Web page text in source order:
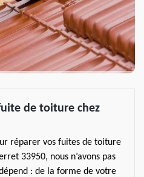
de toiture chez
réparer vos fuites de toiture
33950, nous n’avons pas
: de la forme de votre